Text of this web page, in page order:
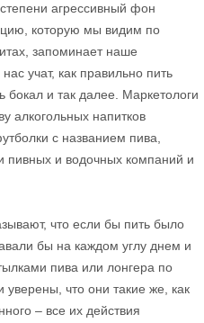
агрессивный фон
которую мы видим по
запоминает наше
учат, как правильно пить
бокал и так далее. Маркетологи
алкогольных напитков
с названием пива,
и водочных компаний и
что если бы пить было
бы на каждом углу днем и
пива или лонгера по
что они такие же, как
– все их действия